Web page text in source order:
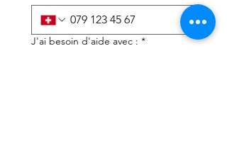
J'ai besoin d'aide avec : *